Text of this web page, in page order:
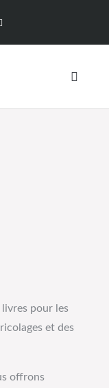
pour les
et des
offrons